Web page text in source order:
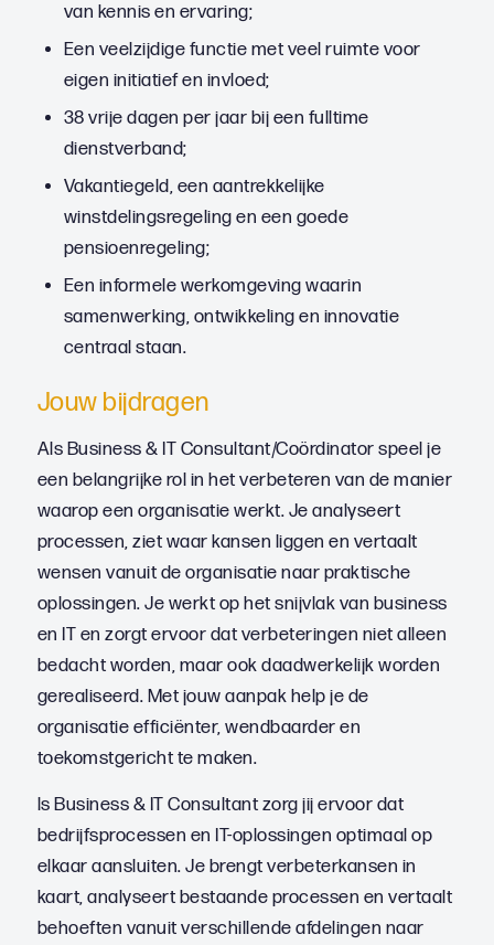
van kennis en ervaring;
Een veelzijdige functie met veel ruimte voor
eigen initiatief en invloed;
38 vrije dagen per jaar bij een fulltime
dienstverband;
Vakantiegeld, een aantrekkelijke
winstdelingsregeling en een goede
pensioenregeling;
Een informele werkomgeving waarin
samenwerking, ontwikkeling en innovatie
centraal staan.
Jouw bijdragen
Als Business & IT Consultant/Coördinator speel je
een belangrijke rol in het verbeteren van de manier
waarop een organisatie werkt. Je analyseert
processen, ziet waar kansen liggen en vertaalt
wensen vanuit de organisatie naar praktische
oplossingen. Je werkt op het snijvlak van business
en IT en zorgt ervoor dat verbeteringen niet alleen
bedacht worden, maar ook daadwerkelijk worden
gerealiseerd. Met jouw aanpak help je de
organisatie efficiënter, wendbaarder en
toekomstgericht te maken.
ls Business & IT Consultant zorg jij ervoor dat
bedrijfsprocessen en IT-oplossingen optimaal op
elkaar aansluiten. Je brengt verbeterkansen in
kaart, analyseert bestaande processen en vertaalt
behoeften vanuit verschillende afdelingen naar